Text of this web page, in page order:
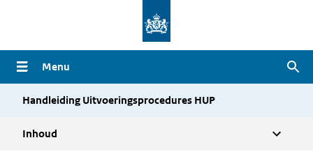
naar
de
inhoud
Menu
Handleiding Uitvoeringsprocedures HUP
Inhoud